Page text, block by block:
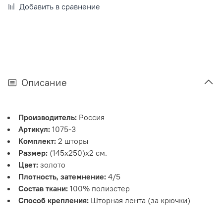
Добавить в сравнение
Описание
Производитель: Россия
Артикул: 1075-3
Комплект: 2 шторы
Размер: (145х250)х2 см.
Цвет: золото
Плотность, затемнение: 4/5
Состав ткани: 100% полиэстер
Способ крепления: Шторная лента (за крючки)